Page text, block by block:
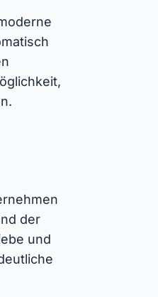
der
und